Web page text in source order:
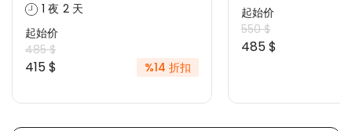
1 夜 2 天
起始价
485 $
415 $ %14 折扣
起始价
550 $
485 $